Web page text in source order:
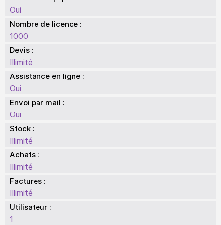
Oui
Nombre de licence :
1000
Devis :
Illimité
Assistance en ligne :
Oui
Envoi par mail :
Oui
Stock :
Illimité
Achats :
Illimité
Factures :
Illimité
Utilisateur :
1